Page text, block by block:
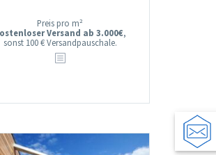
Preis pro m²
Versand ab 3.000€,
sonst 100 € Versandpauschale.